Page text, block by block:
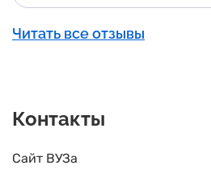
Читать все отзывы
Контакты
Сайт ВУЗа